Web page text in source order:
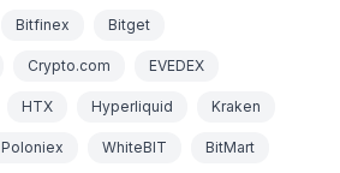
Bitfinex Bitget
Crypto.com EVEDEX
HTX Hyperliquid Kraken
Poloniex WhiteBIT BitMart